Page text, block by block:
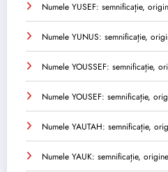
Numele YUSEF: semnificație,
Numele YUNUS: semnificație,
Numele YOUSSEF: semnificație,
Numele YOUSEF: semnificație,
Numele YAUTAH: semnificație,
Numele YAUK: semnificație,